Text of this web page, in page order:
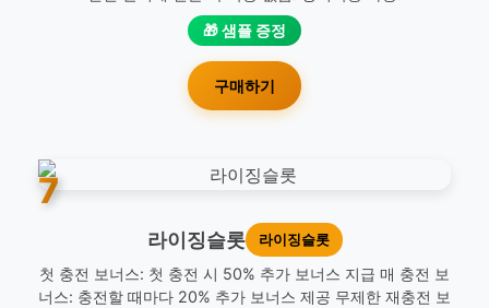
🎁 샘플 증정
구매하기
7
라이징슬롯 라이징슬롯
첫 충전 보너스: 첫 충전 시 50% 추가 보너스 지급 매 충전 보
너스: 충전할 때마다 20% 추가 보너스 제공 무제한 재충전 보